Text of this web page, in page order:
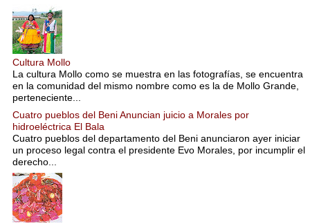
Cultura Mollo
La cultura Mollo como se muestra en las fotografías, se encuentra
en la comunidad del mismo nombre como es la de Mollo Grande,
perteneciente...
Cuatro pueblos del Beni Anuncian juicio a Morales por
hidroeléctrica El Bala
Cuatro pueblos del departamento del Beni anunciaron ayer iniciar
un proceso legal contra el presidente Evo Morales, por incumplir el
derecho...